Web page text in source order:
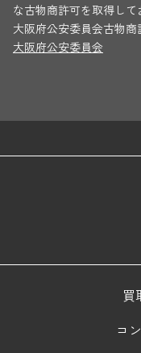
な古物商許可を取得して
大阪府公安委員会古物
大阪府公安委員会
買
コ